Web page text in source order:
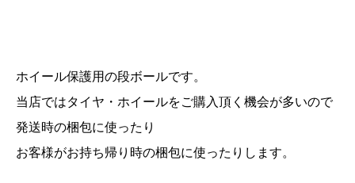
ホイール保護用の段ボールです。
当店ではタイヤ・ホイールをご購入頂く機会が多いので
発送時の梱包に使ったり
お客様がお持ち帰り時の梱包に使ったりします。